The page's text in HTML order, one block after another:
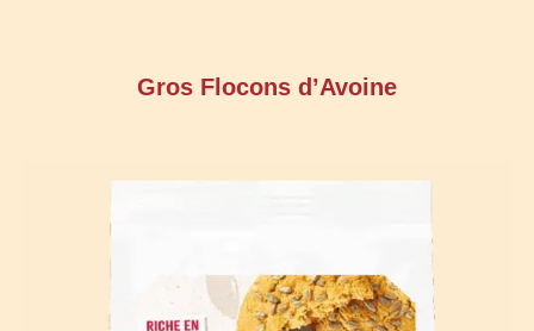
Gros Flocons d’Avoine